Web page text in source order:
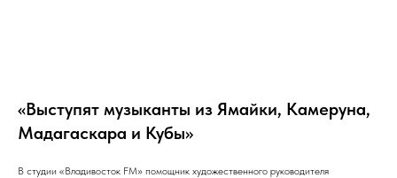
«Выступят музыканты из Ямайки, Камеруна,
Мадагаскара и Кубы»
В студии «Владивосток FM» помощник художественного руководителя